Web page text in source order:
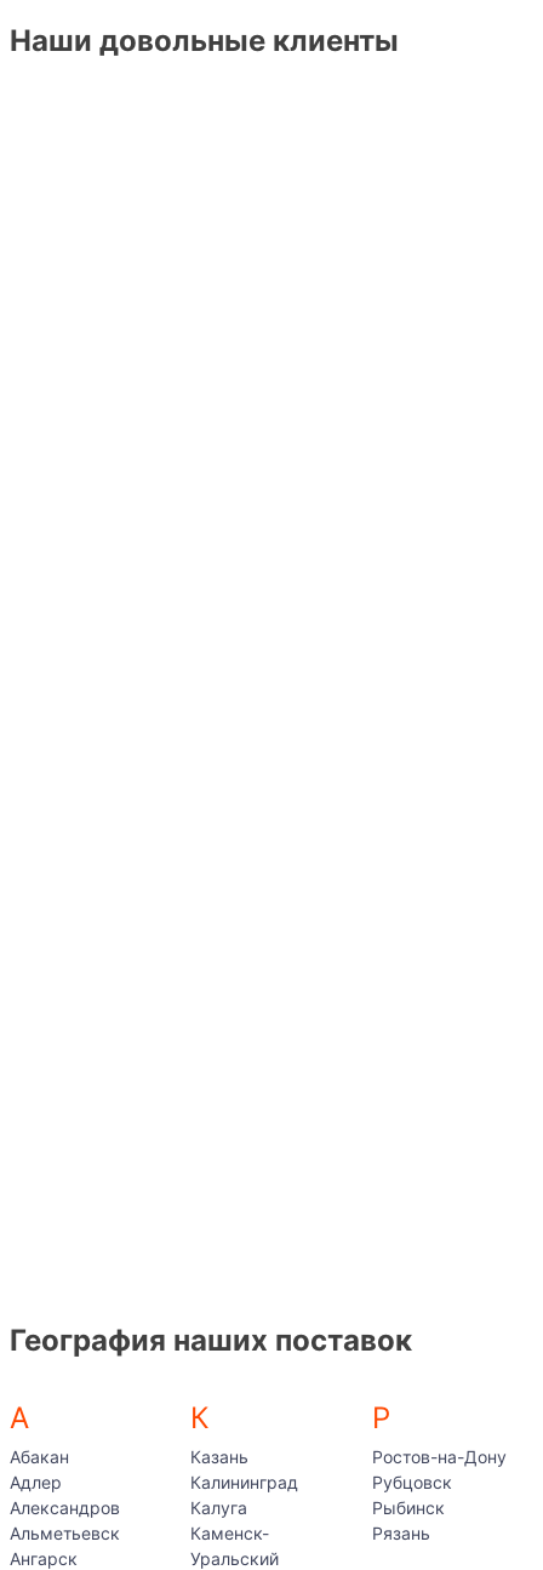
Наши довольные клиенты
География наших поставок
А
Абакан
Адлер
Александров
Альметьевск
Ангарск
К
Казань
Калининград
Калуга
Каменск-
Уральский
Р
Ростов-на-Дону
Рубцовск
Рыбинск
Рязань